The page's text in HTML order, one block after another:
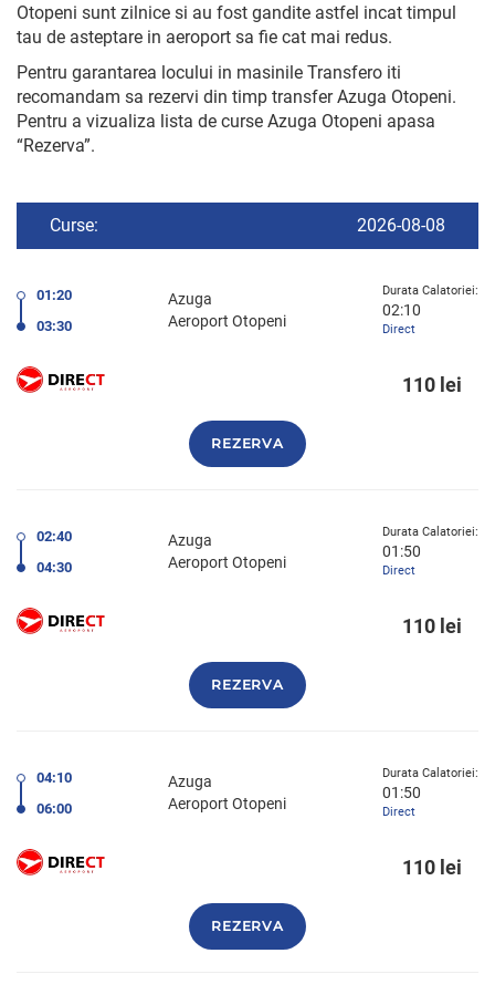
Otopeni sunt zilnice si au fost gandite astfel incat timpul
tau de asteptare in aeroport sa fie cat mai redus.
Pentru garantarea locului in masinile Transfero iti
recomandam sa rezervi din timp transfer Azuga Otopeni.
Pentru a vizualiza lista de curse Azuga Otopeni apasa
“Rezerva”.
Curse: 2026-08-08
01:20
03:30
Azuga
Aeroport Otopeni
Durata Calatoriei:
02:10
Direct
110 lei
REZERVA
02:40
04:30
Azuga
Aeroport Otopeni
Durata Calatoriei:
01:50
Direct
110 lei
REZERVA
04:10
06:00
Azuga
Aeroport Otopeni
Durata Calatoriei:
01:50
Direct
110 lei
REZERVA